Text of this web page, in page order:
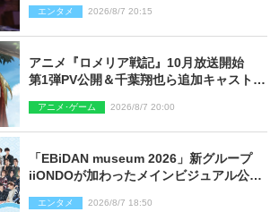
エンタメ 2026/8/7 20:15
アニメ『ロメリア戦記』10月放送開始
第1弾PV公開＆千葉翔也ら追加キャスト4
アニメ･ゲーム 2026/8/7 20:00
「EBiDAN museum 2026」新グループ
iiONDOが加わったメインビジュアル公
エンタメ 2026/8/7 18:50